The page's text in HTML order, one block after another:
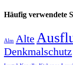
Häufig verwendete
Alm Alte
Denkmalschutz